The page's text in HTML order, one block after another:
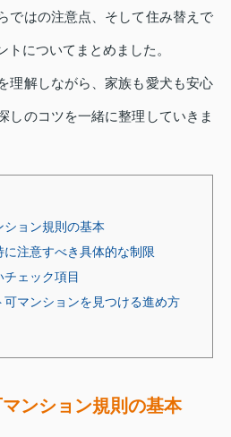
ではの注意点、そして住み替えで
についてまとめました。
理解しながら、家族も愛犬も安心
しのコツを一緒に整理していきま
ション規則の基本
に注意すべき具体的な制限
チェック項目
可マンションを見つける進め方
ンション規則の基本